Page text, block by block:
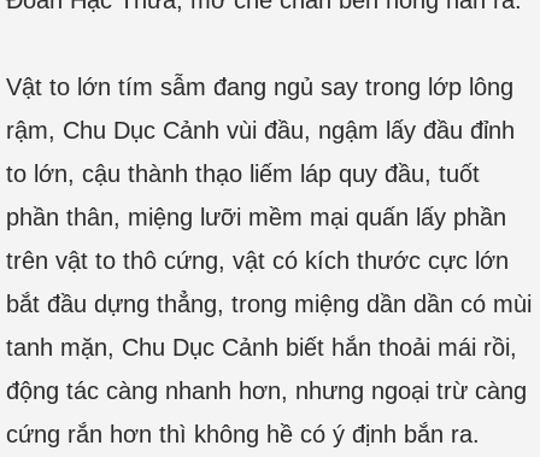
Vật to lớn tím sẫm đang ngủ say trong lớp lông
rậm, Chu Dục Cảnh vùi đầu, ngậm lấy đầu đỉnh
to lớn, cậu thành thạo liếm láp quy đầu, tuốt
phần thân, miệng lưỡi mềm mại quấn lấy phần
trên vật to thô cứng, vật có kích thước cực lớn
bắt đầu dựng thẳng, trong miệng dần dần có mùi
tanh mặn, Chu Dục Cảnh biết hắn thoải mái rồi,
động tác càng nhanh hơn, nhưng ngoại trừ càng
cứng rắn hơn thì không hề có ý định bắn ra.